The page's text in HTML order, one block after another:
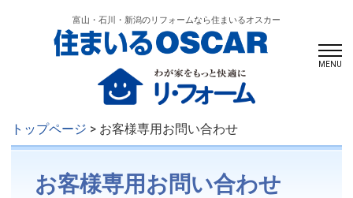
富山・石川・新潟のリフォームなら住まいるオスカー
MENU
トップページ > お客様専用お問い合わせ
お客様専用お問い合わせ